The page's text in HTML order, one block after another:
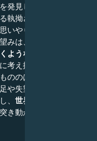
発見しようとする。心
執拗さがある。寛容で
いやりのある友人とな
みは、相応の扱いを受
ようなアイデアをたく
考え抜くことができる
ののはるか先を行く傾
や失望を経験する。彼
、 世界をより良く
き動かされているた